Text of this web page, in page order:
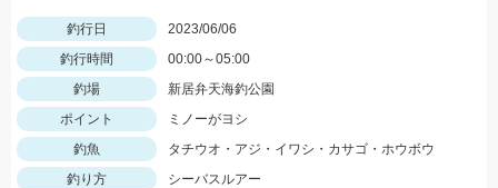
釣行日
2023/06/06
釣行時間
00:00～05:00
釣場
新居弁天海釣公園
ポイント
ミノーがヨシ
釣魚
タチウオ・アジ・イワシ・カサゴ・ホウボウ
釣り方
シーバスルアー